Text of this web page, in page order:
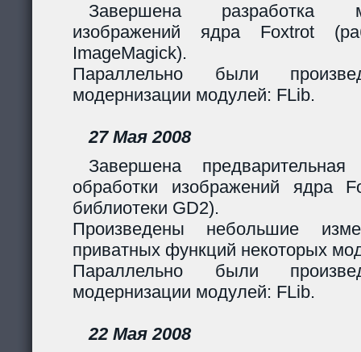
Завершена разработка
изображений ядра Foxtrot
ImageMagick).
Параллельно были
модернизации модулей: FLib.
27 Мая 2008
Завершена
обработки изображений ядра
библиотеки GD2).
Произведены небольшие
приватных функций некоторых
Параллельно были
модернизации модулей: FLib.
22 Мая 2008